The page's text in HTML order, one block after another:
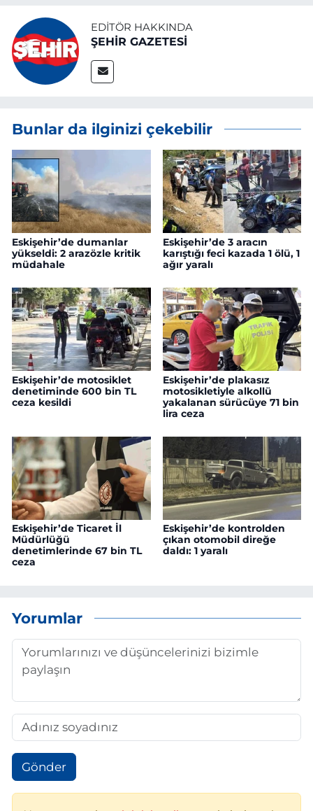
EDITÖR HAKKINDA
ŞEHİR GAZETESİ
Bunlar da ilginizi çekebilir
Eskişehir’de dumanlar
yükseldi: 2 arazözle kritik
müdahale
Eskişehir’de 3 aracın
karıştığı feci kazada 1 ölü, 1
ağır yaralı
Eskişehir’de motosiklet
denetiminde 600 bin TL
ceza kesildi
Eskişehir’de plakasız
motosikletiyle alkollü
yakalanan sürücüye 71 bin
lira ceza
Eskişehir’de Ticaret İl
Müdürlüğü
denetimlerinde 67 bin TL
ceza
Eskişehir’de kontrolden
çıkan otomobil direğe
daldı: 1 yaralı
Yorumlar
Gönder